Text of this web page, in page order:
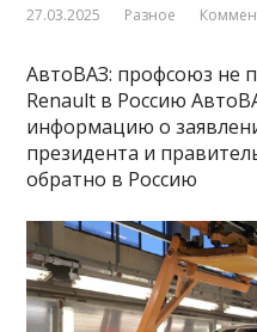
27.03.2025 Разное
АвтоВАЗ: профсоюз не
Renault в Россию
информацию о
президента и
обратно в Россию